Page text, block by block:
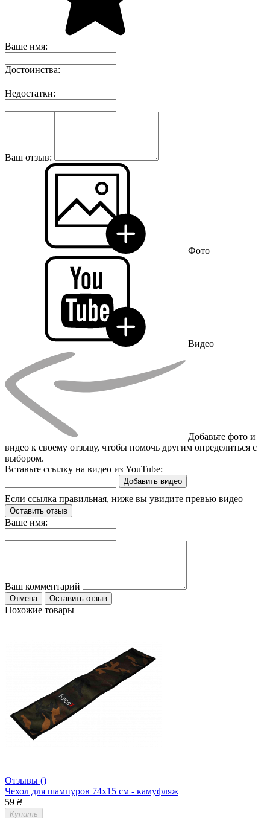
Ваше имя:
Достоинства:
Недостатки:
Ваш отзыв:
Фото
Видео
Добавьте фото и
видео к своему отзыву, чтобы помочь другим определиться с
выбором.
Вставьте ссылку на видео из YouTube:
Добавить видео
Если ссылка правильная, ниже вы увидите превью видео
Оставить отзыв
Ваше имя:
Ваш комментарий
Отмена Оставить отзыв
Похожие товары
Отзывы ()
Чехол для шампуров 74x15 см - камуфляж
59 ₴
Купить